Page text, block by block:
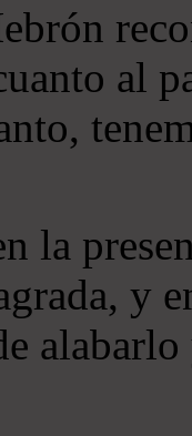
al
la
y